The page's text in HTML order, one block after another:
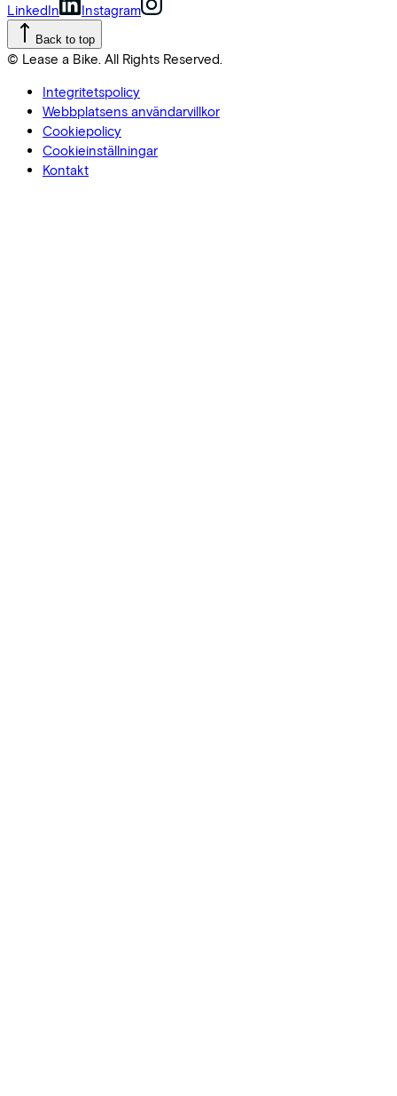
LinkedIn Instagram
Back to top
© Lease a Bike. All Rights Reserved.
Integritetspolicy
Webbplatsens användarvillkor
Cookiepolicy
Cookieinställningar
Kontakt